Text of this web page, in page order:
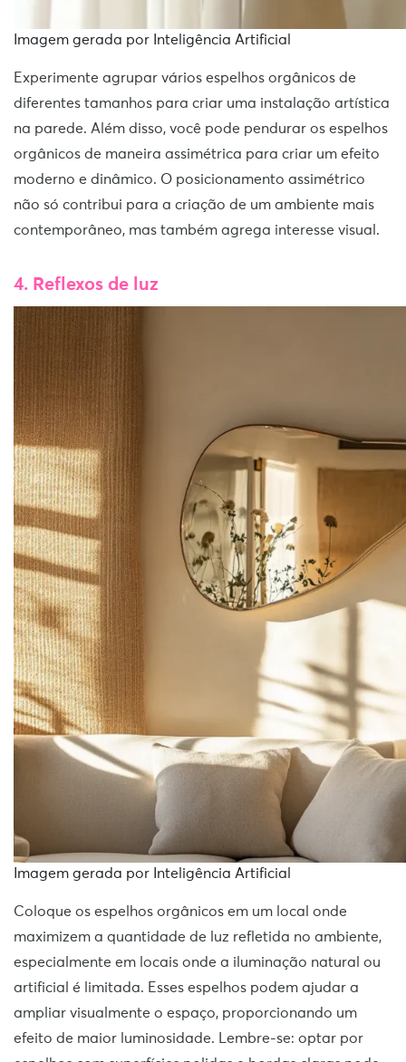
Imagem gerada por Inteligência Artificial
Experimente agrupar vários espelhos orgânicos de
diferentes tamanhos para criar uma instalação artística
na parede. Além disso, você pode pendurar os espelhos
orgânicos de maneira assimétrica para criar um efeito
moderno e dinâmico. O posicionamento assimétrico
não só contribui para a criação de um ambiente mais
contemporâneo, mas também agrega interesse visual.
4. Reflexos de luz
Imagem gerada por Inteligência Artificial
Coloque os espelhos orgânicos em um local onde
maximizem a quantidade de luz refletida no ambiente,
especialmente em locais onde a iluminação natural ou
artificial é limitada. Esses espelhos podem ajudar a
ampliar visualmente o espaço, proporcionando um
efeito de maior luminosidade. Lembre-se: optar por